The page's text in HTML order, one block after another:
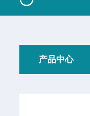
产品中心